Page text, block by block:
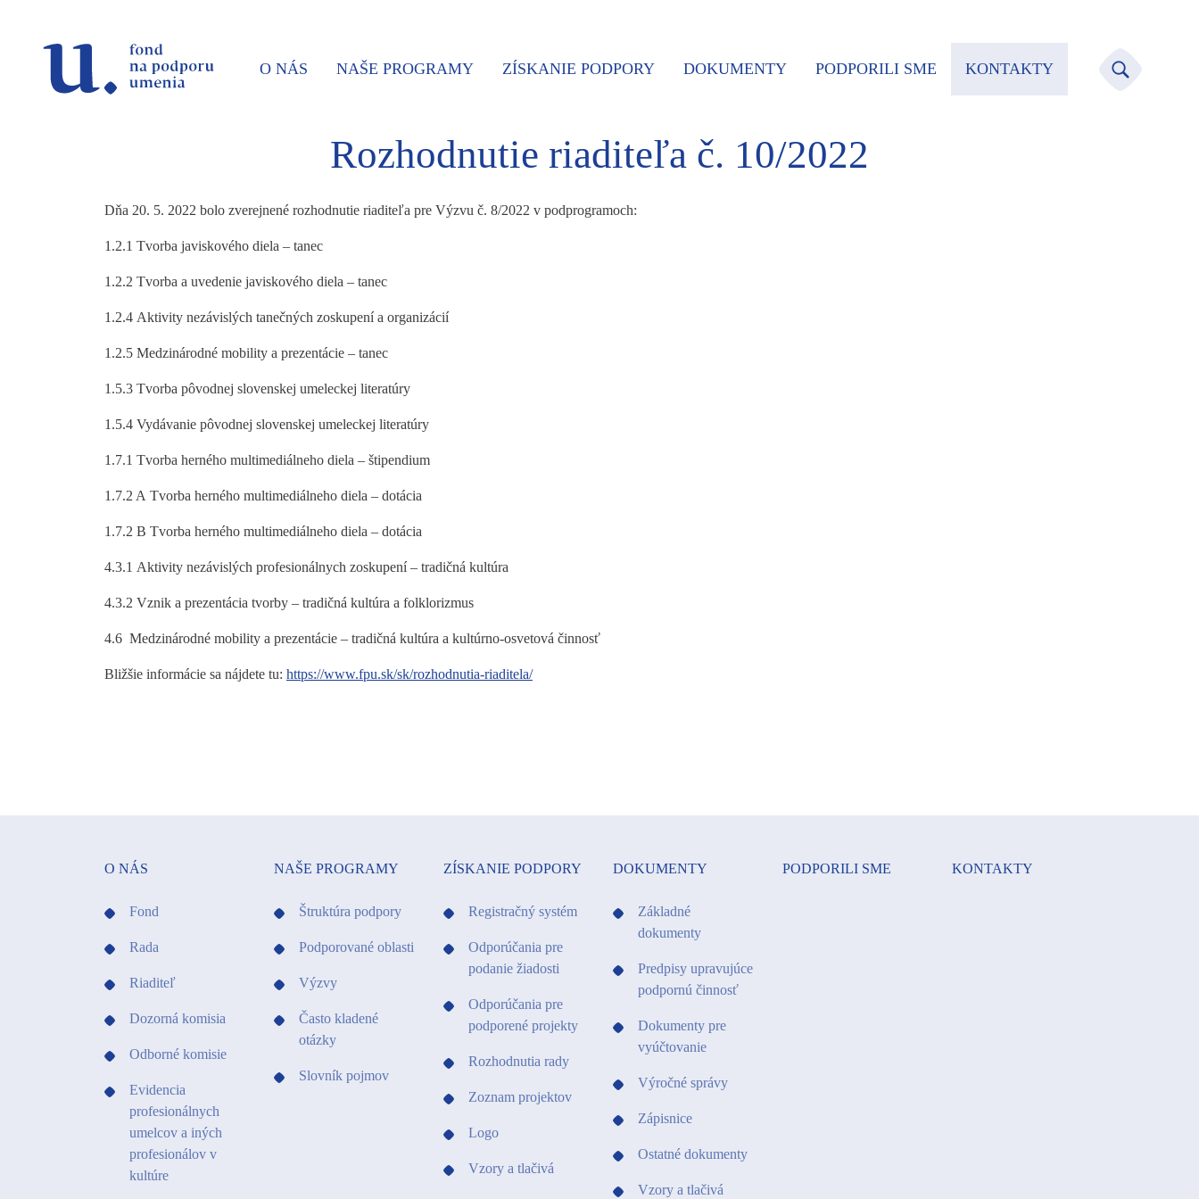
O NÁS NAŠE PROGRAMY ZÍSKANIE PODPORY DOKUMENTY PODPORILI SME KONTAKTY
Rozhodnutie riaditeľa č. 10/2022
Dňa 20. 5. 2022 bolo zverejnené rozhodnutie riaditeľa pre Výzvu č. 8/2022 v podprogramoch:
1.2.1 Tvorba javiskového diela – tanec
1.2.2 Tvorba a uvedenie javiskového diela – tanec
1.2.4 Aktivity nezávislých tanečných zoskupení a organizácií
1.2.5 Medzinárodné mobility a prezentácie – tanec
1.5.3 Tvorba pôvodnej slovenskej umeleckej literatúry
1.5.4 Vydávanie pôvodnej slovenskej umeleckej literatúry
1.7.1 Tvorba herného multimediálneho diela – štipendium
1.7.2 A Tvorba herného multimediálneho diela – dotácia
1.7.2 B Tvorba herného multimediálneho diela – dotácia
4.3.1 Aktivity nezávislých profesionálnych zoskupení – tradičná kultúra
4.3.2 Vznik a prezentácia tvorby – tradičná kultúra a folklorizmus
4.6 Medzinárodné mobility a prezentácie – tradičná kultúra a kultúrno-osvetová činnosť
Bližšie informácie sa nájdete tu: https://www.fpu.sk/sk/rozhodnutia-riaditela/
O NÁS
Fond
Rada
Riaditeľ
Dozorná komisia
Odborné komisie
Evidencia
profesionálnych
umelcov a iných
profesionálov v
kultúre
NAŠE PROGRAMY
Štruktúra podpory
Podporované oblasti
Výzvy
Často kladené
otázky
Slovník pojmov
ZÍSKANIE PODPORY
Registračný systém
Odporúčania pre
podanie žiadosti
Odporúčania pre
podporené projekty
Rozhodnutia rady
Zoznam projektov
Logo
Vzory a tlačivá
DOKUMENTY
Základné
dokumenty
Predpisy upravujúce
podpornú činnosť
Dokumenty pre
vyúčtovanie
Výročné správy
Zápisnice
Ostatné dokumenty
Vzory a tlačivá
PODPORILI SME KONTAKTY